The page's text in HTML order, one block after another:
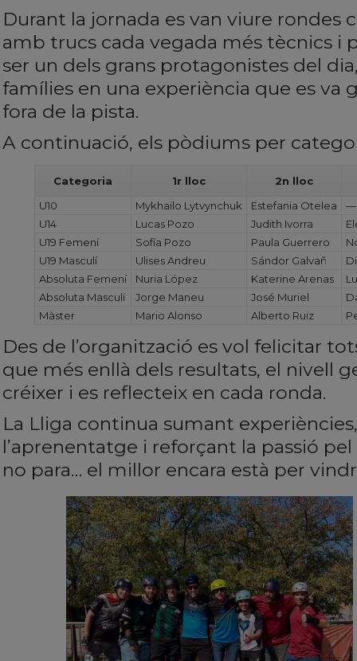
Durant la jornada es van viure rondes
amb trucs cada vegada més tècnics i
ser un dels grans protagonistes del
famílies en una experiència que es va
fora de la pista.
A continuació, els pòdiums per
Categoria 1r lloc
2n lloc
U10
Mykhailo Lytvynchuk Estefania Otelea
—
U14
Lucas Pozo Judith Ivorra
U19 Femení
Sofía Pozo Paula Guerrero
U19 Masculí
Ulises Andreu Sándor Galvañ
Absoluta Femení
Nuria López Katerine Arenas
Absoluta Masculí
Jorge Maneu José Muriel
Màster
Mario Alonso Alberto Ruiz
Des de l’organització es vol felicitar
que més enllà dels resultats, el nivell
créixer i es reflecteix en cada ronda.
La Lliga continua sumant
l’aprenentatge i reforçant la passió
no para… el millor encara està per